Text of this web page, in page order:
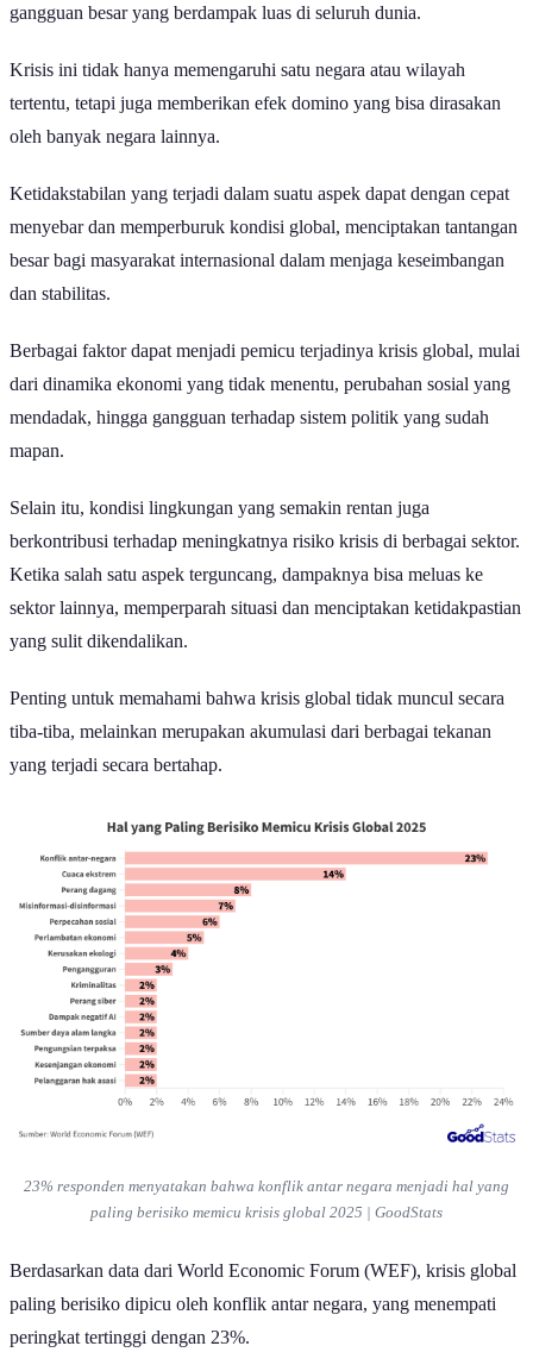
gangguan besar yang berdampak luas di seluruh dunia.
Krisis ini tidak hanya memengaruhi satu negara atau wilayah
tertentu, tetapi juga memberikan efek domino yang bisa dirasakan
oleh banyak negara lainnya.
Ketidakstabilan yang terjadi dalam suatu aspek dapat dengan cepat
menyebar dan memperburuk kondisi global, menciptakan tantangan
besar bagi masyarakat internasional dalam menjaga keseimbangan
dan stabilitas.
Berbagai faktor dapat menjadi pemicu terjadinya krisis global, mulai
dari dinamika ekonomi yang tidak menentu, perubahan sosial yang
mendadak, hingga gangguan terhadap sistem politik yang sudah
mapan.
Selain itu, kondisi lingkungan yang semakin rentan juga
berkontribusi terhadap meningkatnya risiko krisis di berbagai sektor.
Ketika salah satu aspek terguncang, dampaknya bisa meluas ke
sektor lainnya, memperparah situasi dan menciptakan ketidakpastian
yang sulit dikendalikan.
Penting untuk memahami bahwa krisis global tidak muncul secara
tiba-tiba, melainkan merupakan akumulasi dari berbagai tekanan
yang terjadi secara bertahap.
23% responden menyatakan bahwa konflik antar negara menjadi hal yang
paling berisiko memicu krisis global 2025 | GoodStats
Berdasarkan data dari World Economic Forum (WEF), krisis global
paling berisiko dipicu oleh konflik antar negara, yang menempati
peringkat tertinggi dengan 23%.